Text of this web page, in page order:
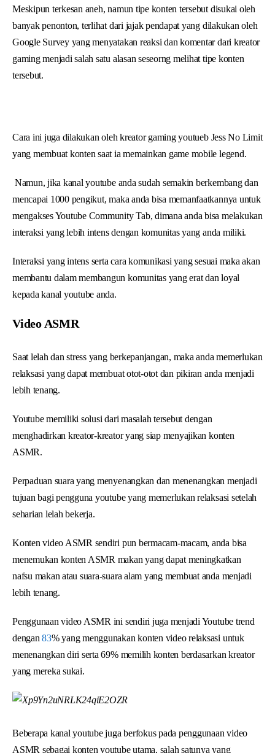
Meskipun terkesan aneh, namun tipe konten tersebut disukai oleh
banyak penonton, terlihat dari jajak pendapat yang dilakukan oleh
Google Survey yang menyatakan reaksi dan komentar dari kreator
gaming menjadi salah satu alasan seseorng melihat tipe konten
tersebut.
Cara ini juga dilakukan oleh kreator gaming youtueb Jess No Limit
yang membuat konten saat ia memainkan game mobile legend.
Namun, jika kanal youtube anda sudah semakin berkembang dan
mencapai 1000 pengikut, maka anda bisa memanfaatkannya untuk
mengakses Youtube Community Tab, dimana anda bisa melakukan
interaksi yang lebih intens dengan komunitas yang anda miliki.
Interaksi yang intens serta cara komunikasi yang sesuai maka akan
membantu dalam membangun komunitas yang erat dan loyal
kepada kanal youtube anda.
Video ASMR
Saat lelah dan stress yang berkepanjangan, maka anda memerlukan
relaksasi yang dapat membuat otot-otot dan pikiran anda menjadi
lebih tenang.
Youtube memiliki solusi dari masalah tersebut dengan
menghadirkan kreator-kreator yang siap menyajikan konten
ASMR.
Perpaduan suara yang menyenangkan dan menenangkan menjadi
tujuan bagi pengguna youtube yang memerlukan relaksasi setelah
seharian lelah bekerja.
Konten video ASMR sendiri pun bermacam-macam, anda bisa
menemukan konten ASMR makan yang dapat meningkatkan
nafsu makan atau suara-suara alam yang membuat anda menjadi
lebih tenang.
Penggunaan video ASMR ini sendiri juga menjadi Youtube trend
dengan83% yang menggunakan konten video relaksasi untuk
menenangkan diri serta 69% memilih konten berdasarkan kreator
yang mereka sukai.
Beberapa kanal youtube juga berfokus pada penggunaan video
ASMR sebagai konten youtube utama, salah satunya yang